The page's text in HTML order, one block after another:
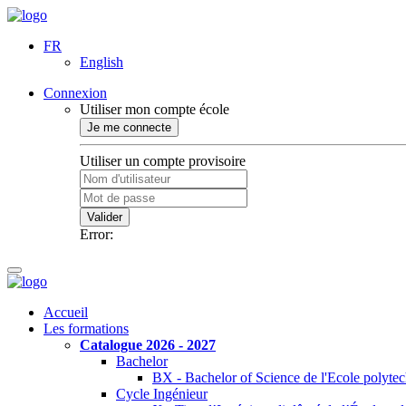
FR
English
Connexion
Utiliser mon compte école
Je me connecte
Utiliser un compte provisoire
Valider
Error:
Accueil
Les formations
Catalogue 2026 - 2027
Bachelor
BX - Bachelor of Science de l'Ecole
Cycle Ingénieur